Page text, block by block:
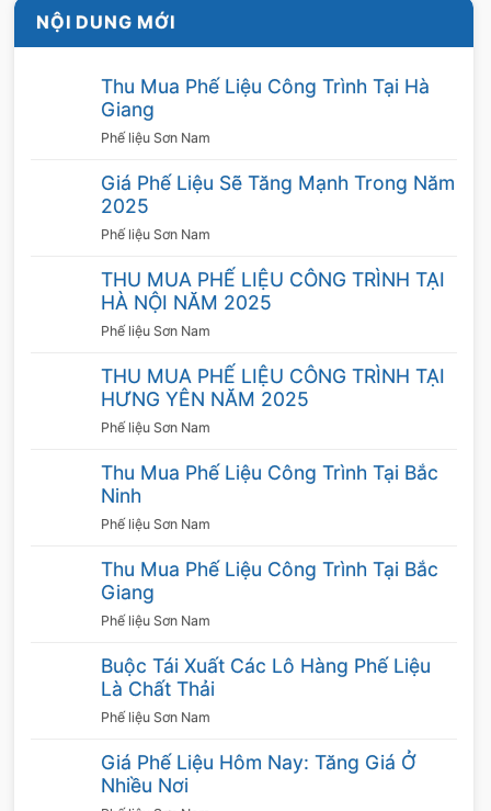
NỘI DUNG MỚI
Thu Mua Phế Liệu Công Trình Tại Hà
Giang
Phế liệu Sơn Nam
Giá Phế Liệu Sẽ Tăng Mạnh Trong Năm
2025
Phế liệu Sơn Nam
THU MUA PHẾ LIỆU CÔNG TRÌNH TẠI
HÀ NỘI NĂM 2025
Phế liệu Sơn Nam
THU MUA PHẾ LIỆU CÔNG TRÌNH TẠI
HƯNG YÊN NĂM 2025
Phế liệu Sơn Nam
Thu Mua Phế Liệu Công Trình Tại Bắc
Ninh
Phế liệu Sơn Nam
Thu Mua Phế Liệu Công Trình Tại Bắc
Giang
Phế liệu Sơn Nam
Buộc Tái Xuất Các Lô Hàng Phế Liệu
Là Chất Thải
Phế liệu Sơn Nam
Giá Phế Liệu Hôm Nay: Tăng Giá Ở
Nhiều Nơi